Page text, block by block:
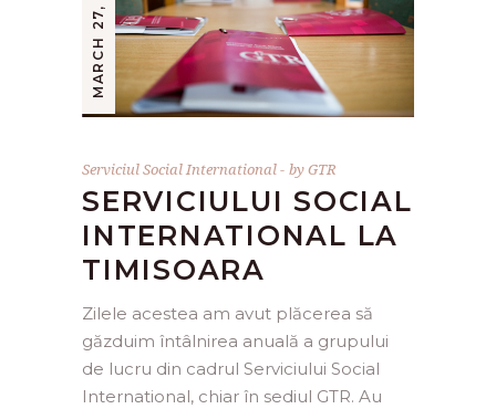
MARCH 27, 2015
Serviciul Social International byGTR
SERVICIULUI SOCIAL
INTERNATIONAL LA
TIMISOARA
Zilele acestea am avut plăcerea să
găzduim întâlnirea anuală a grupului
de lucru din cadrul Serviciului Social
International, chiar în sediul GTR. Au